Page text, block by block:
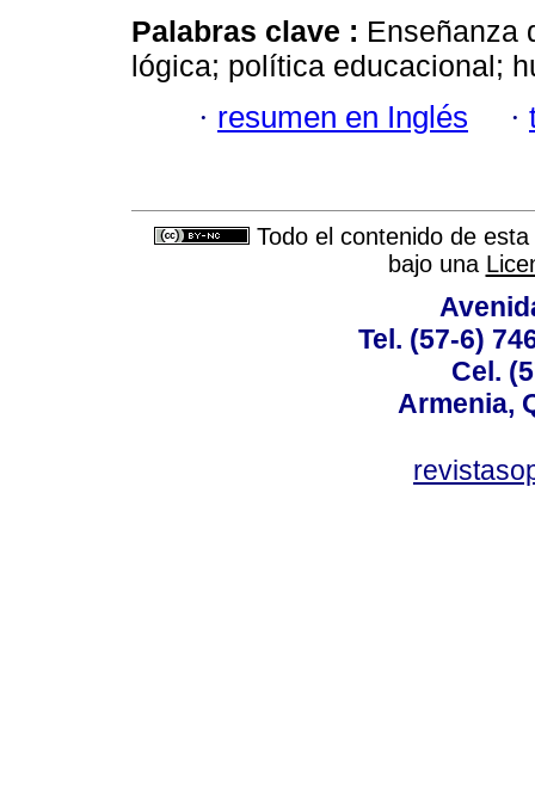
Palabras clave : Enseñanza
lógica; política educacional;
· resumen en Inglés ·
Todo el contenido de
bajo una
Tel. (57-6)
Cel.
Armenia,